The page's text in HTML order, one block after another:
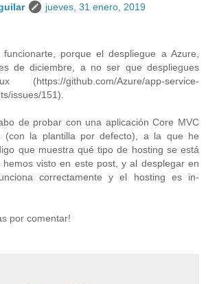
jueves, 31 enero, 2019
porque el despliegue a Azure,
de diciembre, a no ser que despliegues
github.com/Azure/app-service-
issues/151).
de probar con una aplicación Core MVC
(con la plantilla por defecto), a la que he
que muestra qué tipo de hosting se está
hemos visto en este post, y al desplegar en
correctamente y el hosting es in-
por comentar!